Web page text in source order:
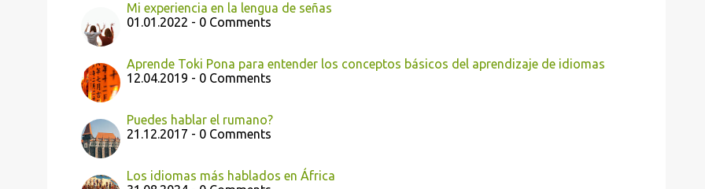
Mi experiencia en la lengua de señas
01.01.2022 - 0 Comments
Aprende Toki Pona para entender los conceptos básicos del aprendizaje de idiomas
12.04.2019 - 0 Comments
Puedes hablar el rumano?
21.12.2017 - 0 Comments
Los idiomas más hablados en África